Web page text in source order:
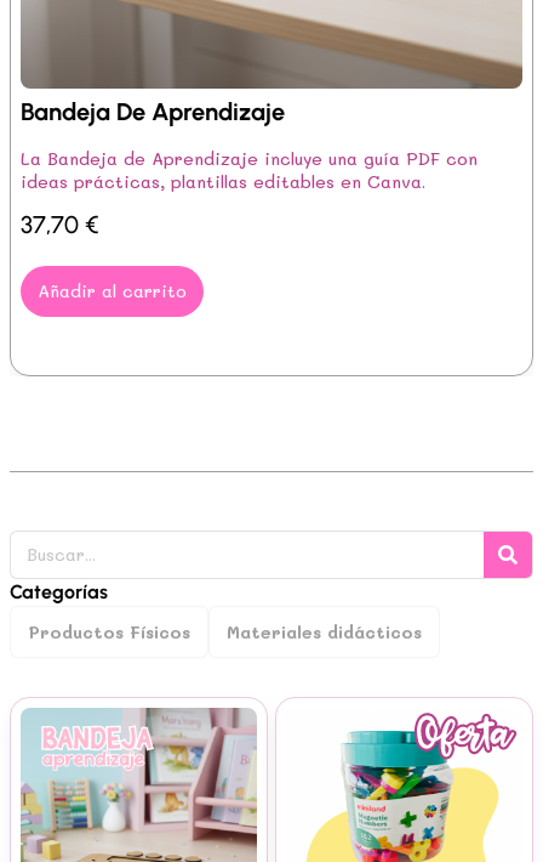
Bandeja De Aprendizaje
La Bandeja de Aprendizaje incluye una guía PDF con
ideas prácticas, plantillas editables en Canva.
37,70 €
Añadir al carrito
Categorías
Productos Físicos
Materiales didácticos